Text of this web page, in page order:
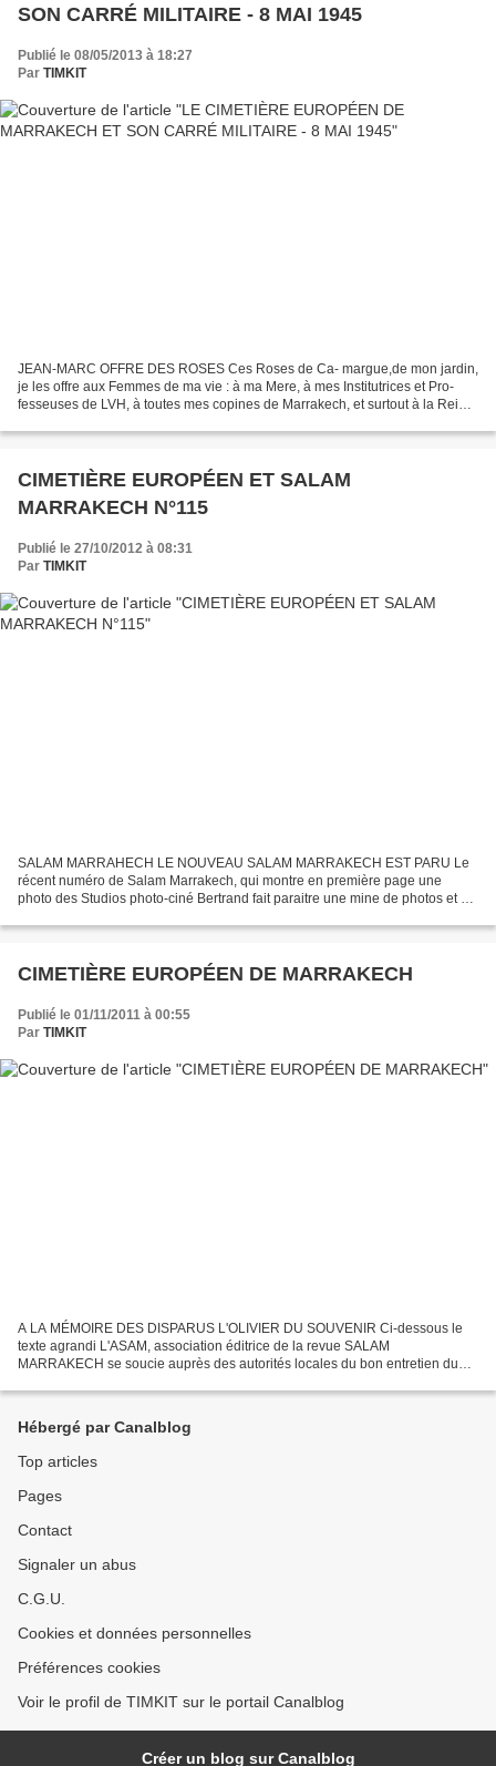
SON CARRÉ MILITAIRE - 8 MAI 1945
Publié le 08/05/2013 à 18:27
Par TIMKIT
JEAN-MARC OFFRE DES ROSES Ces Roses de Ca- margue,de mon jardin,
je les offre aux Femmes de ma vie : à ma Mere, à mes Institutrices et Pro-
fesseuses de LVH, à toutes mes copines de Marrakech, et surtout à la Reine
CIMETIÈRE EUROPÉEN ET SALAM
MARRAKECH N°115
Publié le 27/10/2012 à 08:31
Par TIMKIT
SALAM MARRAHECH LE NOUVEAU SALAM MARRAKECH EST PARU Le
récent numéro de Salam Marrakech, qui montre en première page une
photo des Studios photo-ciné Bertrand fait paraitre une mine de photos et de
CIMETIÈRE EUROPÉEN DE MARRAKECH
Publié le 01/11/2011 à 00:55
Par TIMKIT
A LA MÉMOIRE DES DISPARUS L'OLIVIER DU SOUVENIR Ci-dessous le
texte agrandi L'ASAM, association éditrice de la revue SALAM
MARRAKECH se soucie auprès des autorités locales du bon entretien du
Hébergé par Canalblog
Top articles
Pages
Contact
Signaler un abus
C.G.U.
Cookies et données personnelles
Préférences cookies
Voir le profil de TIMKIT sur le portail Canalblog
Créer un blog sur Canalblog